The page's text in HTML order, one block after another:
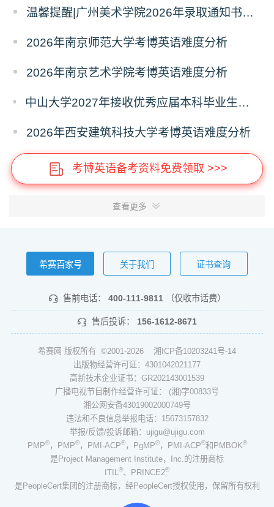
温馨提醒|广州美术学院2026年录取通知书寄发通知
2026年南京师范大学考博英语难度分析
2026年南京艺术学院考博英语难度分析
中山大学2027年接收优秀应届本科毕业生推荐免试攻读研究生报名的通知
2026年西安建筑科技大学考博英语难度分析
考博英语备考资料免费领取 >>>
查看更多
希赛百家号 关于我们 证书查询
售前电话： 400-111-9811 （仅收市话费）
售后投诉： 156-1612-8671
希赛网 版权所有 ©2001-2026 湘ICP备10203241号-14
出版物经营许可证：4301042021177
高新技术企业证书：GR202143001539
广播电视节目制作经营许可证： (湘)字00833号
湘公网安备43019002000749号
违法和不良信息举报电话：15673157832
举报/反馈/投诉邮箱：ujigu@ujigu.com
PMP®，PMP®，PMI-ACP®，PgMP®，PMI-ACP®和PMBOK®
是Project Management Institute，Inc.的注册商标
ITIL
®、PRINCE2®
是PeopleCert集团的注册商标，经PeopleCert授权使用，保留所有权利